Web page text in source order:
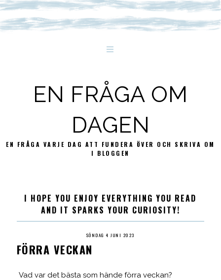
EN FRÅGA OM
DAGEN
EN FRÅGA VARJE DAG ATT FUNDERA ÖVER OCH SKRIVA OM
I BLOGGEN
I HOPE YOU ENJOY EVERYTHING YOU READ
AND IT SPARKS YOUR CURIOSITY!
SÖNDAG 4 JUNI 2023
FÖRRA VECKAN
Vad var det bästa som hände förra veckan?